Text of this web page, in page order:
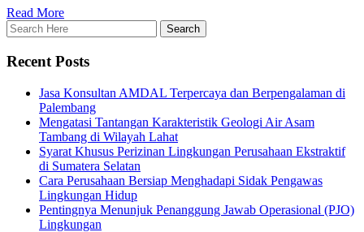
Read More
Recent Posts
Jasa Konsultan AMDAL Terpercaya dan Berpengalaman di
Palembang
Mengatasi Tantangan Karakteristik Geologi Air Asam
Tambang di Wilayah Lahat
Syarat Khusus Perizinan Lingkungan Perusahaan Ekstraktif
di Sumatera Selatan
Cara Perusahaan Bersiap Menghadapi Sidak Pengawas
Lingkungan Hidup
Pentingnya Menunjuk Penanggung Jawab Operasional (PJO)
Lingkungan